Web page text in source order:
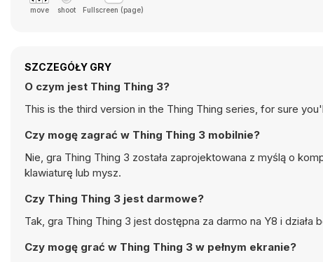
move shoot Fullscreen (page)
SZCZEGÓŁY GRY
O czym jest Thing Thing 3?
This is the third version in the Thing Thing series, for sure
Czy mogę zagrać w Thing Thing 3 mobilnie?
Nie, gra Thing Thing 3 została zaprojektowana z myślą o
klawiaturę lub mysz.
Czy Thing Thing 3 jest darmowe?
Tak, gra Thing Thing 3 jest dostępna za darmo na Y8 i działa
Czy mogę grać w Thing Thing 3 w pełnym ekranie?